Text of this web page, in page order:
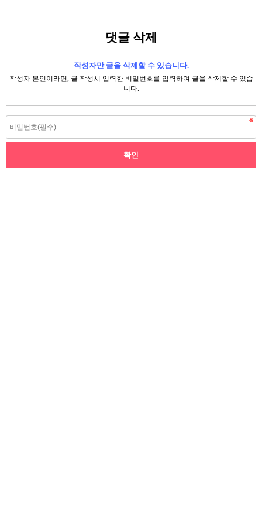
댓글 삭제
작성자만 글을 삭제할 수 있습니다.
작성자 본인이라면, 글 작성시 입력한 비밀번호를 입력하여 글을 삭제할 수 있습
니다.